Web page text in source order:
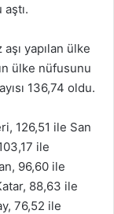
yapılan ülke
ülke nüfusunu
136,74 oldu.
126,51 ile San
ile
96,60 ile
88,63 ile
76,52 ile